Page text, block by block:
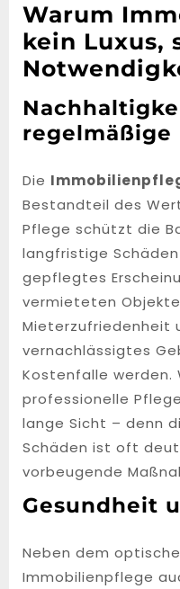
Warum
kein Luxus,
regelmäßige
Die
Bestandteil des
Pflege schützt die
langfristige
gepflegtes
vermieteten
Mieterzufriedenheit
vernachlässigtes
Kostenfalle werden.
professionelle
lange Sicht – denn
Schäden ist oft
vorbeugende
Gesundheit
Neben dem
Immobilienpflege